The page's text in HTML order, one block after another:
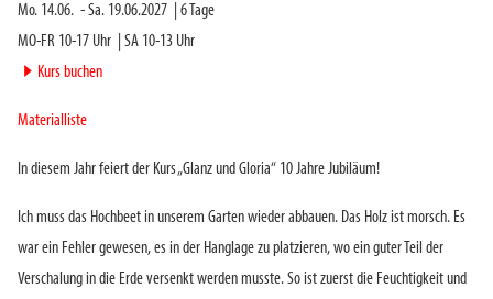
Mo. 14.06. -Sa. 19.06.2027 6Tage
MO-FR 10-17 Uhr
SA 10-13 Uhr
► Kurs buchen
Materialliste
In diesem Jahr feiert der Kurs „Glanz und Gloria“ 10 Jahre Jubiläum!
Ich muss das Hochbeet in unserem Garten wieder abbauen. Das Holz ist morsch. Es
war ein Fehler gewesen, es in der Hanglage zu platzieren, wo ein guter Teil der
Verschalung in die Erde versenkt werden musste. So ist zuerst die Feuchtigkeit und